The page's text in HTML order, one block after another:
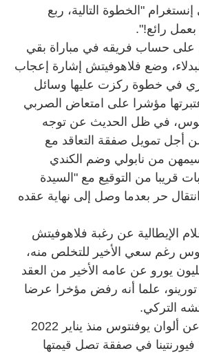
"الخطوة التالية، ربع
بعمل رائع!".
على حساب فريقه في مباراة بقي
وضع فلاهوفيتش إشارة إعجاب
في خطوة ركزت عليها وسائل
مؤشرا على امتعاض الصربي
في ظل الحديث عن توجه
من أجل تمويل صفقة التعاقد مع
من نابولي وضم الكندي
قريبا من التوقيع مع "السيدة
حر بعدما وصل إلى نهاية عقده
الإيطالية عن رغبة فلاهوفيتش
رغم سعي الأخير للتخلص منه،
سيتقاضى 12 مليون يورو عن عامه الأخير من العقد
تورينو، علما أنه رفض مؤخرا عرضا
التركي.
ويدافع فلاهوفيتش عن ألوان يوفنتوس منذ يناير 2022
في صفقة تصل قيمتها